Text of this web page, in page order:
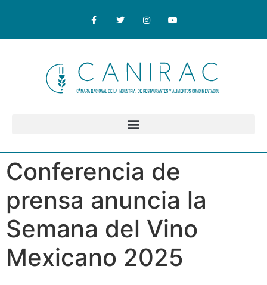
Conferencia de
prensa anuncia la
Semana del Vino
Mexicano 2025